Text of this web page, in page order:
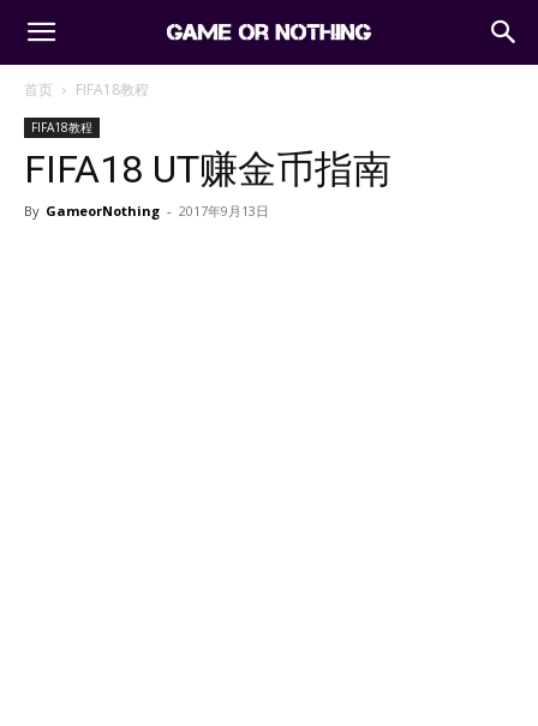
首页 FIFA18教程
FIFA18教程
FIFA18 UT赚金币指南
By GameorNothing - 2017年9月13日